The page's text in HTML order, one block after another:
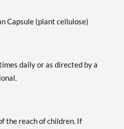
Capsule (plant cellulose)
daily or as directed by a
the reach of children. If